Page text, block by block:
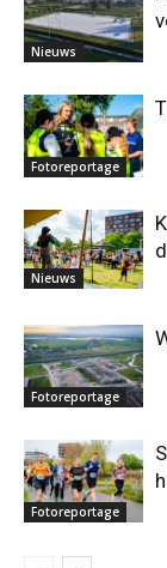
Nieuws
Fotoreportage
Nieuws
Fotoreportage
Fotoreportage